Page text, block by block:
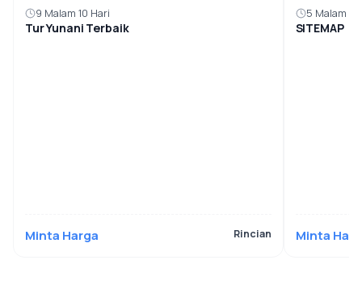
9 Malam 10 Hari
Tur Yunani Terbaik
Minta Harga Rincian
5 Malam 6
SITEMAP
Minta